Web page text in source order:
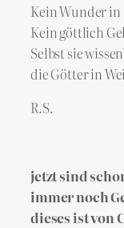
Kein Wunder in
Kein göttlich
Selbst sie
die Götter in
R.S.
jetzt sind
immer noch
dieses ist von